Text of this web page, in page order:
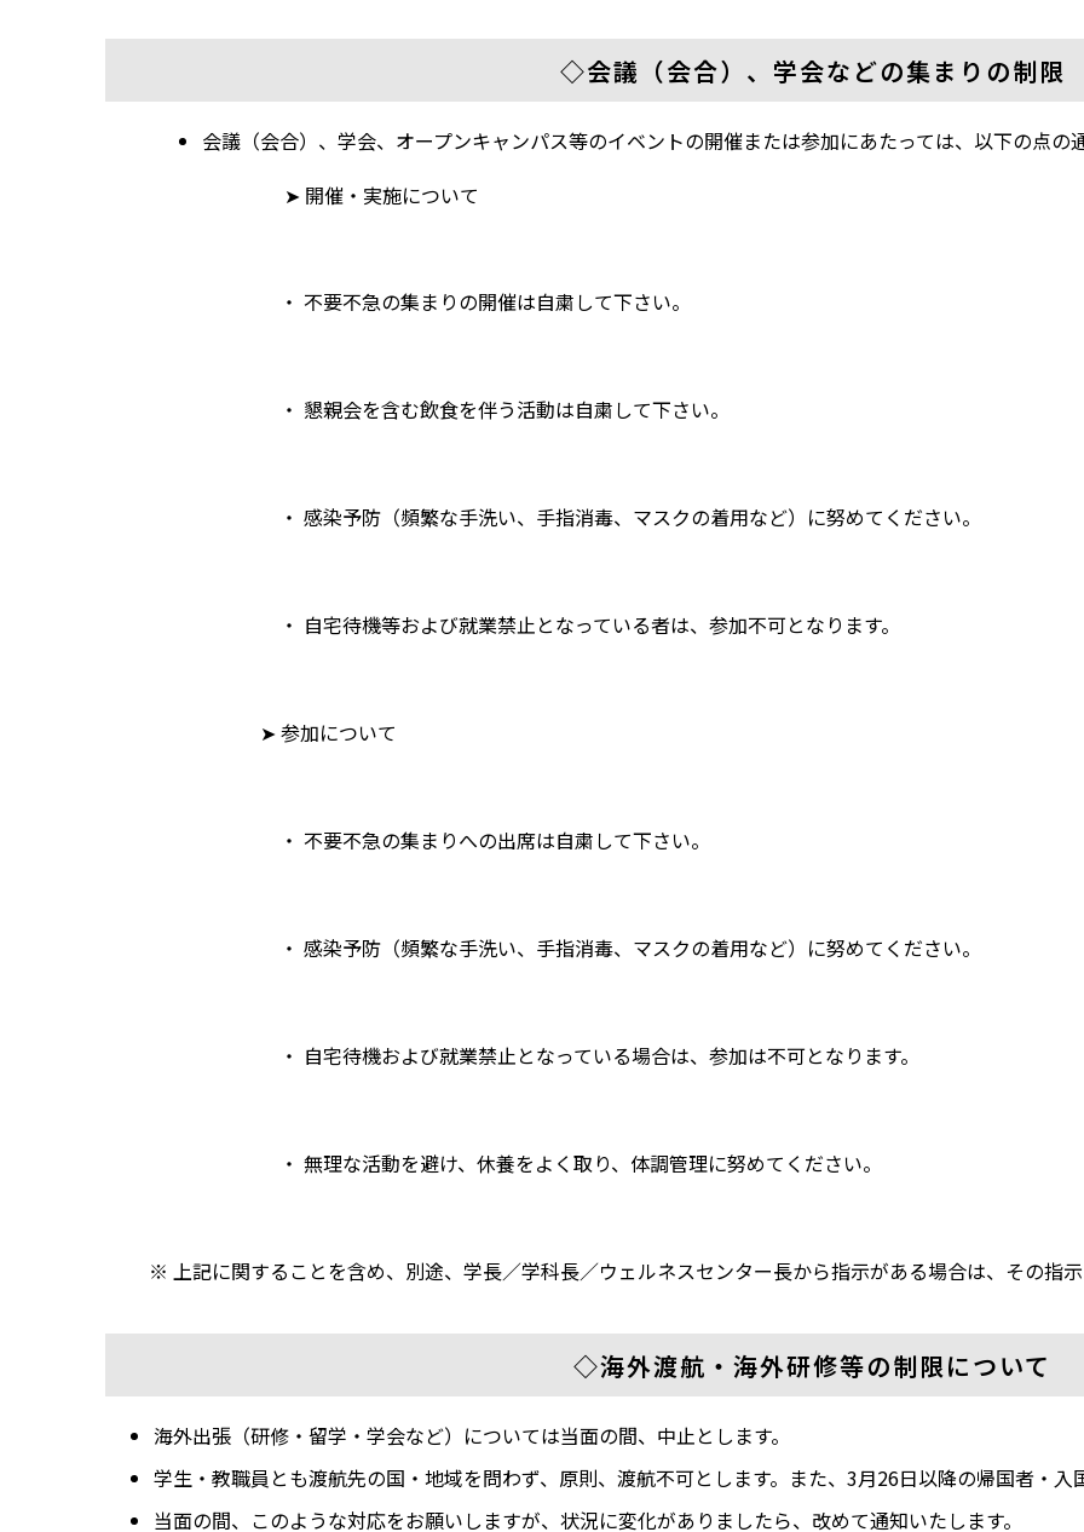
◇会議（会合）、学会などの集まりの制限
会議（会合）、学会、オープンキャンパス等のイベントの開催または参加にあたっては、以下の点の
➤ 開催・実施について
・ 不要不急の集まりの開催は自粛して下さい。
・ 懇親会を含む飲食を伴う活動は自粛して下さい。
・ 感染予防（頻繁な手洗い、手指消毒、マスクの着用など）に努めてください。
・ 自宅待機等および就業禁止となっている者は、参加不可となります。
➤ 参加について
・ 不要不急の集まりへの出席は自粛して下さい。
・ 感染予防（頻繁な手洗い、手指消毒、マスクの着用など）に努めてください。
・ 自宅待機および就業禁止となっている場合は、参加は不可となります。
・ 無理な活動を避け、休養をよく取り、体調管理に努めてください。
※ 上記に関することを含め、別途、学長／学科長／ウェルネスセンター長から指示がある場合は、その指示
◇海外渡航・海外研修等の制限について
海外出張（研修・留学・学会など）については当面の間、中止とします。
学生・教職員とも渡航先の国・地域を問わず、原則、渡航不可とします。また、3月26日以降の帰国者・入
当面の間、このような対応をお願いしますが、状況に変化がありましたら、改めて通知いたします。